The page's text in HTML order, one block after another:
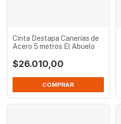
Cinta Destapa Canerias de
Acero 5 metros El Abuelo
$26.010,00